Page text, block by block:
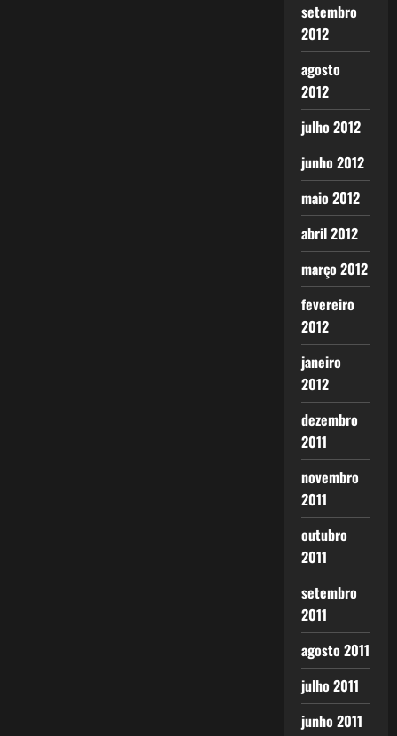
setembro
2012
agosto
2012
julho 2012
junho 2012
maio 2012
abril 2012
março 2012
fevereiro
2012
janeiro
2012
dezembro
2011
novembro
2011
outubro
2011
setembro
2011
agosto 2011
julho 2011
junho 2011